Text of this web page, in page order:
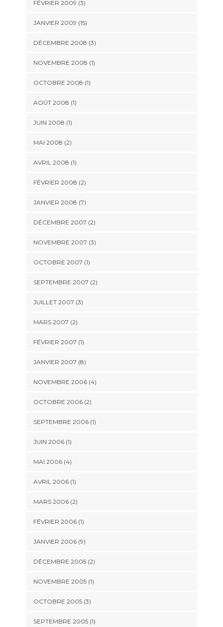
FÉVRIER 2009 (3)
JANVIER 2009 (15)
DÉCEMBRE 2008 (3)
NOVEMBRE 2008 (1)
OCTOBRE 2008 (1)
AOÛT 2008 (1)
JUIN 2008 (1)
MAI 2008 (2)
AVRIL 2008 (1)
FÉVRIER 2008 (2)
JANVIER 2008 (7)
DÉCEMBRE 2007 (2)
NOVEMBRE 2007 (3)
OCTOBRE 2007 (1)
SEPTEMBRE 2007 (2)
JUILLET 2007 (3)
MARS 2007 (2)
FÉVRIER 2007 (1)
JANVIER 2007 (8)
NOVEMBRE 2006 (4)
OCTOBRE 2006 (2)
SEPTEMBRE 2006 (1)
JUIN 2006 (1)
MAI 2006 (4)
AVRIL 2006 (1)
MARS 2006 (2)
FÉVRIER 2006 (1)
JANVIER 2006 (9)
DÉCEMBRE 2005 (2)
NOVEMBRE 2005 (1)
OCTOBRE 2005 (3)
SEPTEMBRE 2005 (1)